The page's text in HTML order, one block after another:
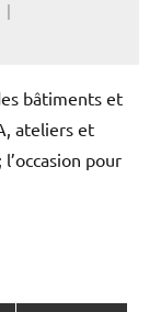
bâtiments et
ateliers et
pour